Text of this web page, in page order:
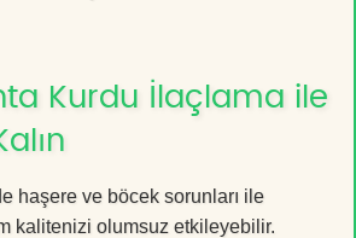
Kurdu İlaçlama ile
haşere ve böcek sorunları ile
kalitenizi olumsuz etkileyebilir.